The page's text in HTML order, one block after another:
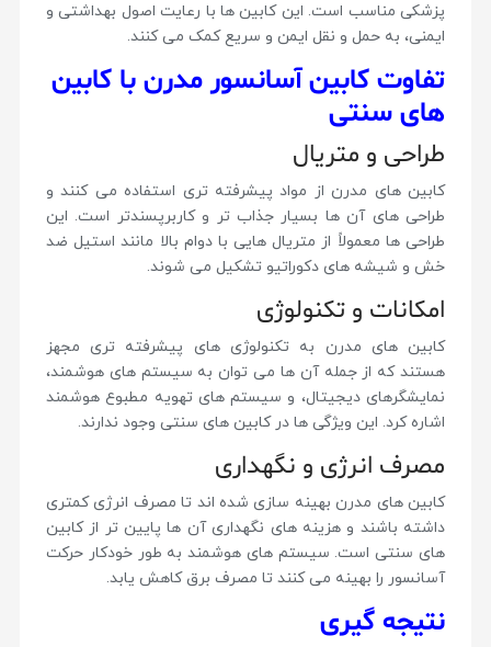
پزشکی مناسب است. این کابین ها با رعایت اصول بهداشتی و
ایمنی، به حمل و نقل ایمن و سریع کمک می کنند.
تفاوت کابین آسانسور مدرن با کابین
های سنتی
طراحی و متریال
کابین های مدرن از مواد پیشرفته تری استفاده می کنند و
طراحی های آن ها بسیار جذاب تر و کاربرپسندتر است. این
طراحی ها معمولاً از متریال هایی با دوام بالا مانند استیل ضد
خش و شیشه های دکوراتیو تشکیل می شوند.
امکانات و تکنولوژی
کابین های مدرن به تکنولوژی های پیشرفته تری مجهز
هستند که از جمله آن ها می توان به سیستم های هوشمند،
نمایشگرهای دیجیتال، و سیستم های تهویه مطبوع هوشمند
اشاره کرد. این ویژگی ها در کابین های سنتی وجود ندارند.
مصرف انرژی و نگهداری
کابین های مدرن بهینه سازی شده اند تا مصرف انرژی کمتری
داشته باشند و هزینه های نگهداری آن ها پایین تر از کابین
های سنتی است. سیستم های هوشمند به طور خودکار حرکت
آسانسور را بهینه می کنند تا مصرف برق کاهش یابد.
نتیجه گیری